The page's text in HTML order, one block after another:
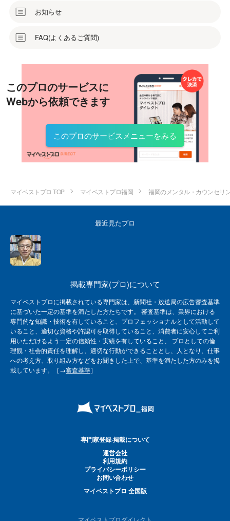
お知らせ
FAQ(よくあるご質問)
このプロのサービスに
Webから依頼できます
このプロのサービスメニューをみる
マイベストプロ TOP マイベストプロ福岡 福岡のメンタル・カウンセリ
最近見たプロ
掲載専門家(プロ)について
マイベストプロに掲載されている専門家は、新聞社・放送局の広告審査基準
に基づいた一定の基準を満たした方たちです。 審査基準は、業界における
専門的な知識・技術を有していること、プロフェッショナルとして活動して
いること、適切な資格や許認可を取得していること、消費者に安心してご利
用いただけるよう一定の信頼性・実績を有していること、 プロとしての倫
理観・社会的責任を理解し、適切な行動ができることとし、人となり、仕事
への考え方、取り組み方などをお聞きした上で、基準を満たした方のみを掲
載しています。［→審査基準］
専門家登録·掲載について
運営会社
利用規約
プライバシーポリシー
お問い合わせ
マイベストプロ 全国版